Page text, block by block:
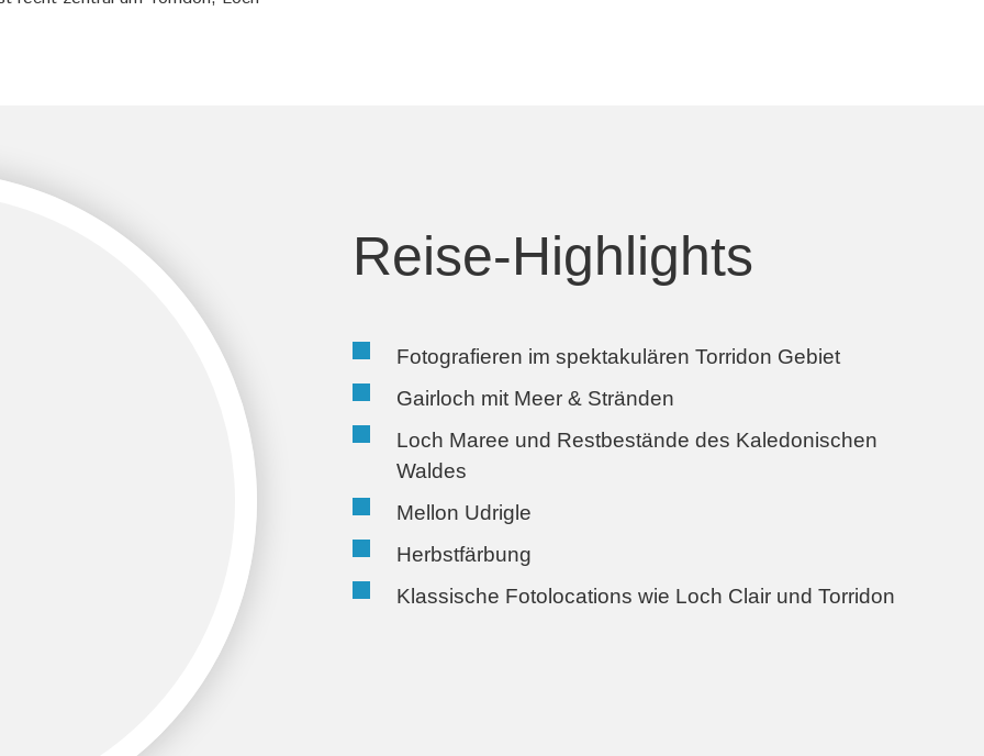
Reise-Highlights
Fotografieren im spektakulären Torridon Gebiet
Gairloch mit Meer & Stränden
Loch Maree und Restbestände des Kaledonischen
Waldes
Mellon Udrigle
Herbstfärbung
Klassische Fotolocations wie Loch Clair und Torridon